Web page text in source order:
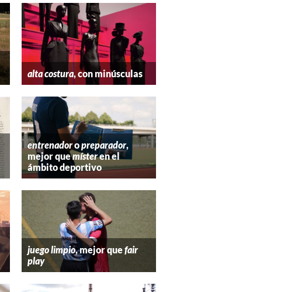
alta costura, con minúsculas
entrenadoropreparador,
mejor quemísteren el
ámbito deportivo
juego limpio, mejor quefair
play